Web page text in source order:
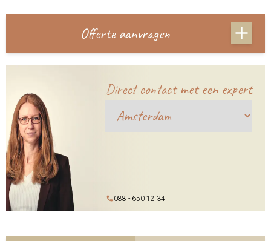
Offerte aanvragen
Direct contact met een expert
088 - 650 12 34